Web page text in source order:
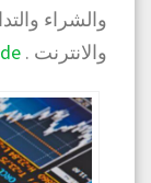
والشراء
والانترنت .